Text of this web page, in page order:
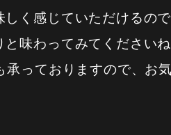
く感じていただけるの
味わってみてくださいね
っておりますので、お